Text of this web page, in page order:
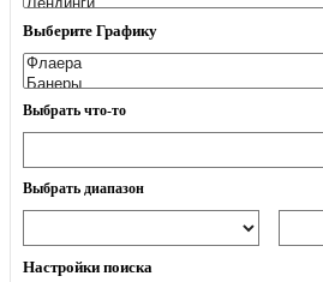
Выберите Графику
Выбрать что-то
Выбрать диапазон
Настройки поиска